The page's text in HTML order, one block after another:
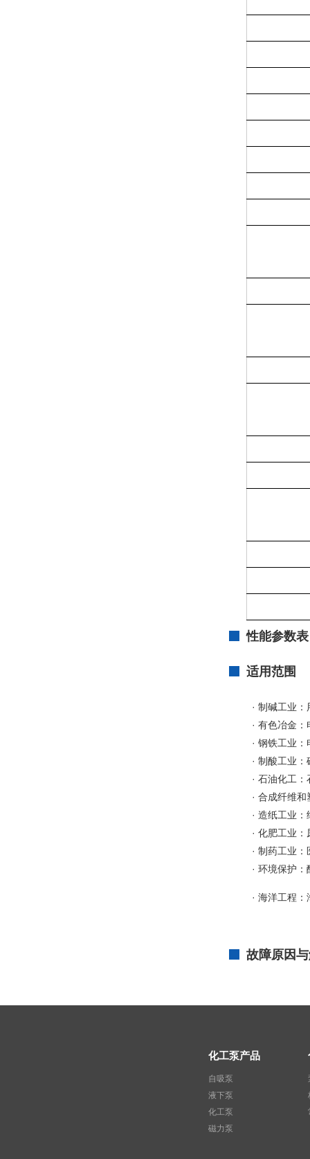
性能参数表
适用范围
· 制碱工业
· 有色冶金
· 钢铁工业
· 制酸工业
· 石油化工
· 合成纤维
· 造纸工业
· 化肥工业
· 制药工业
· 环境保护
· 海洋工程
故障原因
化工泵产品
自吸泵
液下泵
化工泵
磁力泵